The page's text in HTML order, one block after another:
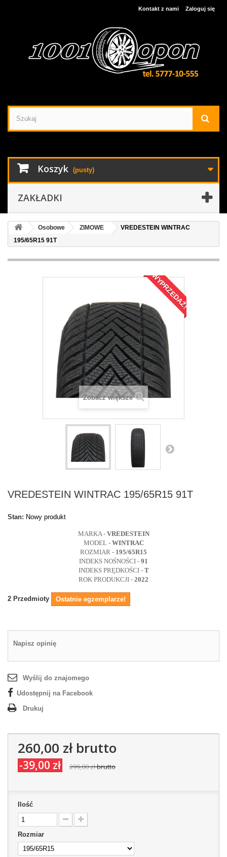
Zaloguj się
Kontakt z nami
Koszyk (pusty)
ZAKŁADKI
Osobowe ZIMOWE
VREDESTEIN WINTRAC
195/65R15 91T
WYPRZEDAŻ!
Zobacz większe
VREDESTEIN WINTRAC 195/65R15 91T
Stan: Nowy produkt
MARKA - VREDESTEIN
MODEL - WINTRAC
ROZMIAR - 195/65R15
INDEKS NOŚNOŚCI - 91
INDEKS PRĘDKOŚCI - T
ROK PRODUKCJI - 2022
2 Przedmioty Ostatnie egzemplarze!
Napisz opinię
Wyślij do znajomego
Udostępnij na Facebook
Drukuj
260,00 złbrutto
-39,00 zł 299,00 złbrutto
Ilość
Rozmiar